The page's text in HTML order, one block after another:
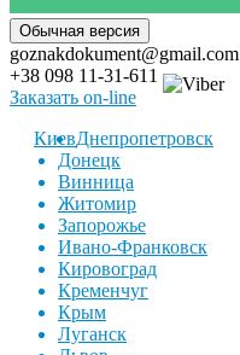
goznakdokument@gmail.com
+38 098 11-31-611
Заказать on-line
КиевДнепропетровск
Донецк
Винница
Житомир
Запорожье
Ивано-Франковск
Кировоград
Кременчуг
Крым
Луганск